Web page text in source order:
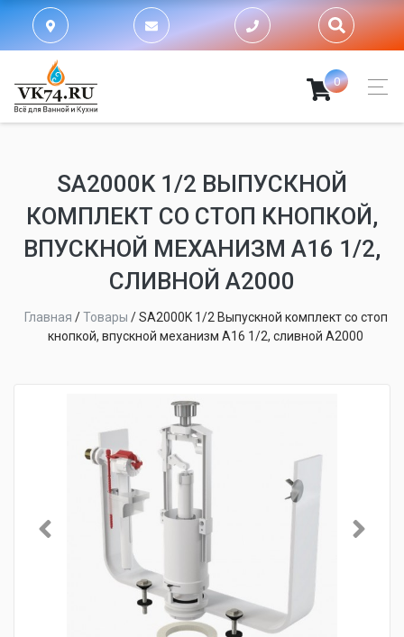
0
SA2000K 1/2 ВЫПУСКНОЙ
КОМПЛЕКТ СО СТОП КНОПКОЙ,
ВПУСКНОЙ МЕХАНИЗМ А16 1/2,
СЛИВНОЙ А2000
Главная /Товары /SA2000K 1/2 Выпускной комплект со стоп
кнопкой, впускной механизм А16 1/2, сливной А2000